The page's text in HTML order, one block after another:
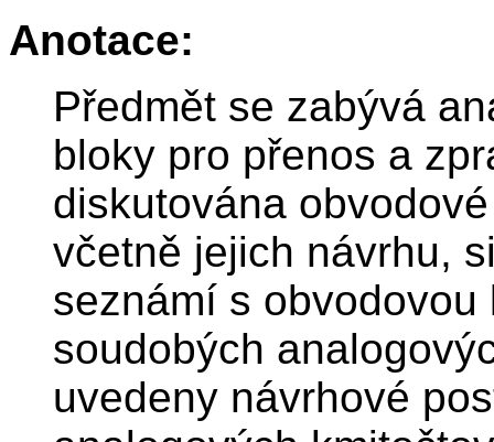
Anotace:
Předmět se zabývá
bloky pro přenos a
diskutována
včetně jejich návrhu,
seznámí s
soudobých
uvedeny návrhové